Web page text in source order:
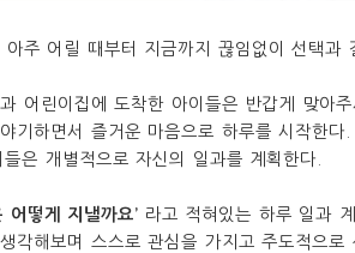
아주 어릴 때부터 지금까지 끊임없이 선택과
어린이집에 도착한 아이들은 반갑게 맞아
기하면서 즐거운 마음으로 하루를 시작한
들은 개별적으로 자신의 일과를 계획한다.
어떻게 지낼까요’ 라고 적혀있는 하루 일과
각해보며 스스로 관심을 가지고 주도적으로